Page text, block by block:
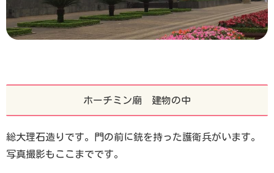
ホーチミン廟 建物の中
総大理石造りです。門の前に銃を持った護衛兵がいます。
写真撮影もここまでです。